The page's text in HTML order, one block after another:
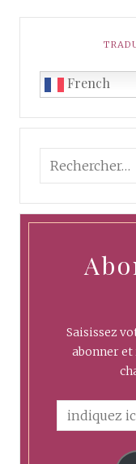
French
Saisissez
abonner